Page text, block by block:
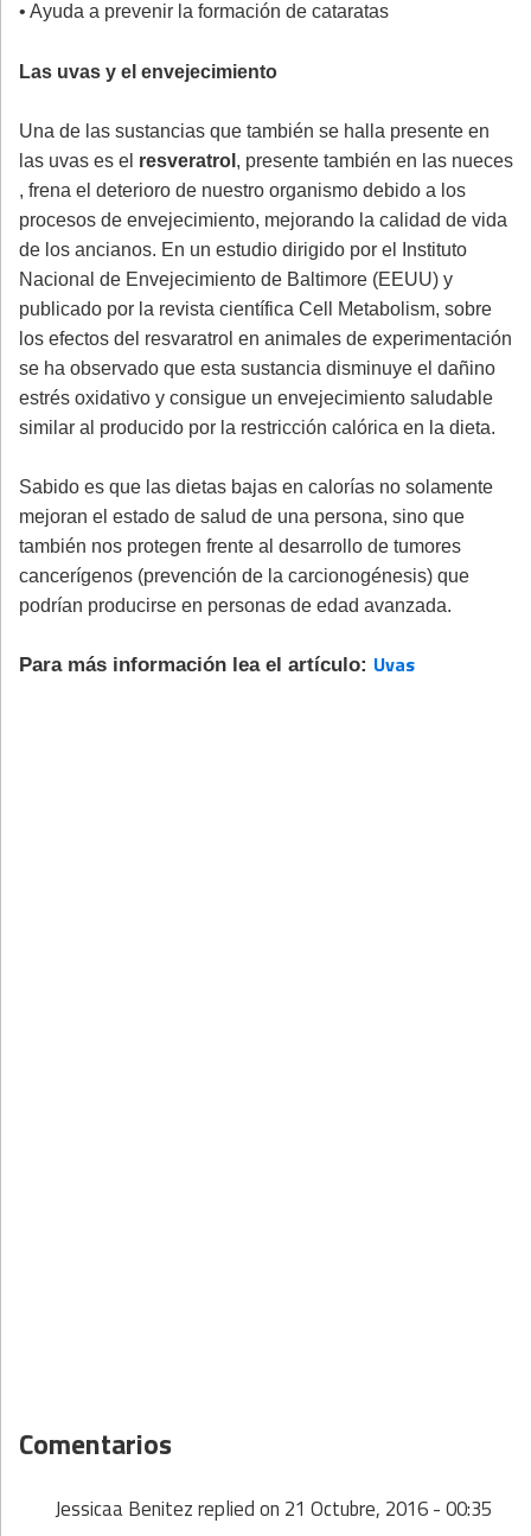
• Ayuda a prevenir la formación de cataratas
Las uvas y el envejecimiento
Una de las sustancias que también se halla presente en
las uvas es el resveratrol , presente también en las nueces
, frena el deterioro de nuestro organismo debido a los
procesos de envejecimiento, mejorando la calidad de vida
de los ancianos. En un estudio dirigido por el Instituto
Nacional de Envejecimiento de Baltimore (EEUU) y
publicado por la revista científica Cell Metabolism, sobre
los efectos del resvaratrol en animales de experimentación
se ha observado que esta sustancia disminuye el dañino
estrés oxidativo y consigue un envejecimiento saludable
similar al producido por la restricción calórica en la dieta.
Sabido es que las dietas bajas en calorías no solamente
mejoran el estado de salud de una persona, sino que
también nos protegen frente al desarrollo de tumores
cancerígenos (prevención de la carcionogénesis) que
podrían producirse en personas de edad avanzada.
Para más información lea el artículo: Uvas
Comentarios
Jessicaa Benitezreplied on 21 Octubre, 2016 - 00:35